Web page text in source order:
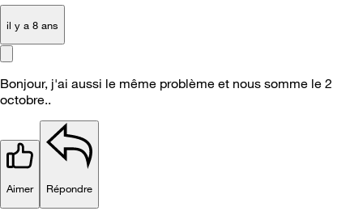
il y a 8 ans
Bonjour, j'ai aussi le même problème et nous somme le 2
octobre..
Aimer Répondre